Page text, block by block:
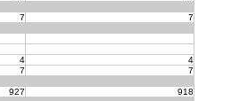
7
7
4
4
7
7
927
918